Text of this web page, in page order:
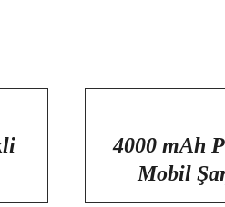
4000 mAh
Mobil